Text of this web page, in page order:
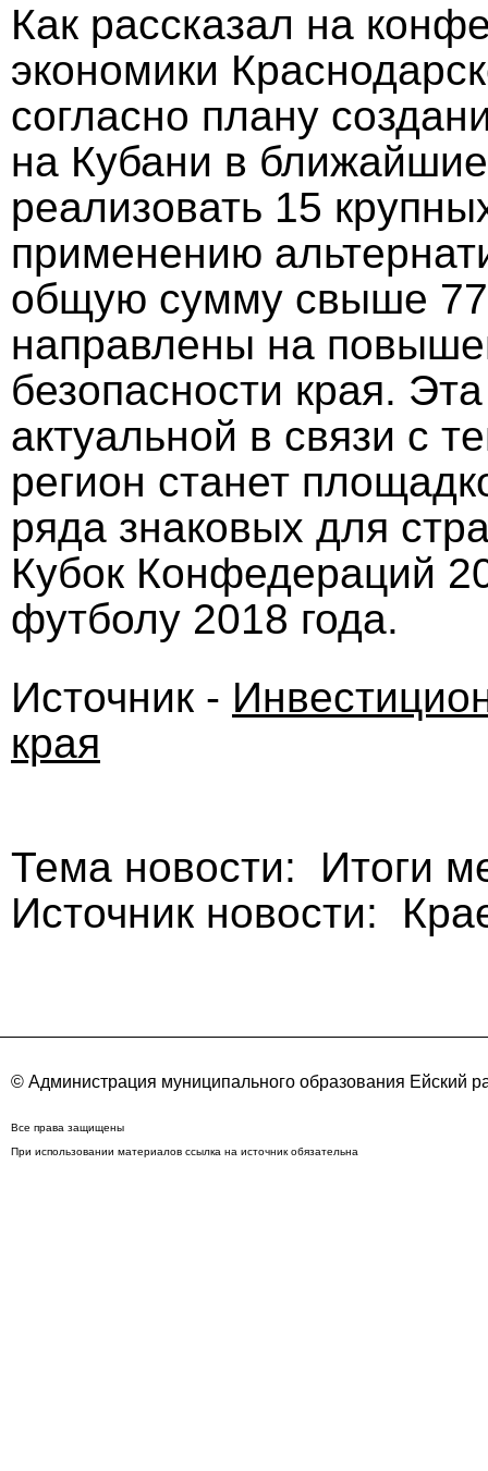
Как рассказал на
экономики
согласно плану
на Кубани в
реализовать 15
применению
общую сумму свыше
направлены на
безопасности края.
актуальной в связи с
регион станет
ряда знаковых для
Кубок Конфедераций
футболу 2018 года.
Источник -
края
Тема новости: Итоги
Источник новости:
© Администрация муниципального образования Ейский
Все права защищены
При использовании материалов ссылка на источник обязательна